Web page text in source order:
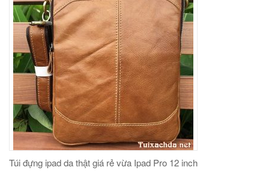
Túi đựng ipad da thật giá rẻ vừa Ipad Pro 12 inch